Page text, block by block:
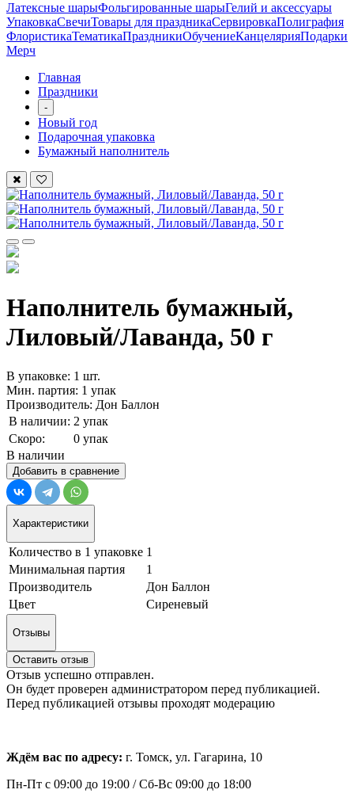
Латексные шарыФольгированные шарыГелий и аксессуары
УпаковкаСвечиТовары для праздникаСервировкаПолиграфия
ФлористикаТематикаПраздникиОбучениеКанцелярияПодарки
Мерч
Главная
Праздники
-
Новый год
Подарочная упаковка
Бумажный наполнитель
Наполнитель бумажный,
Лиловый/Лаванда, 50 г
В упаковке: 1 шт.
Мин. партия: 1 упак
Производитель: Дон Баллон
В наличии: 2 упак
Скоро:
0 упак
В наличии
Добавить в сравнение
Характеристики
Количество в 1 упаковке 1
Минимальная партия
1
Производитель
Дон Баллон
Цвет
Сиреневый
Отзывы
Оставить отзыв
Отзыв успешно отправлен.
Он будет проверен администратором перед публикацией.
Перед публикацией отзывы проходят модерацию
Ждём вас по адресу: г. Томск, ул. Гагарина, 10
Пн-Пт с 09:00 до 19:00 /Сб-Вс 09:00 до 18:00